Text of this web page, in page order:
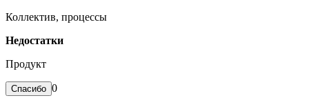
Коллектив, процессы
Недостатки
Продукт
0